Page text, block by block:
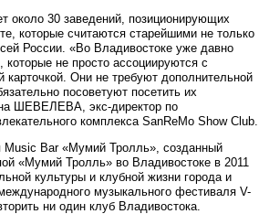
около 30 заведений, позиционирующих
которые считаются старейшими не только
России. «Во Владивостоке уже давно
которые не просто ассоциируются с
карточкой. Они не требуют дополнительной
посоветуют посетить их
ШЕВЕЛЕВА, экс-директор по
комплекса SanReMo Show Club.
Music Bar «Мумий Тролль», созданный
«Мумий Тролль» во Владивостоке в 2011
культуры и клубной жизни города и
музыкального фестиваля V-
ни один клуб Владивостока.